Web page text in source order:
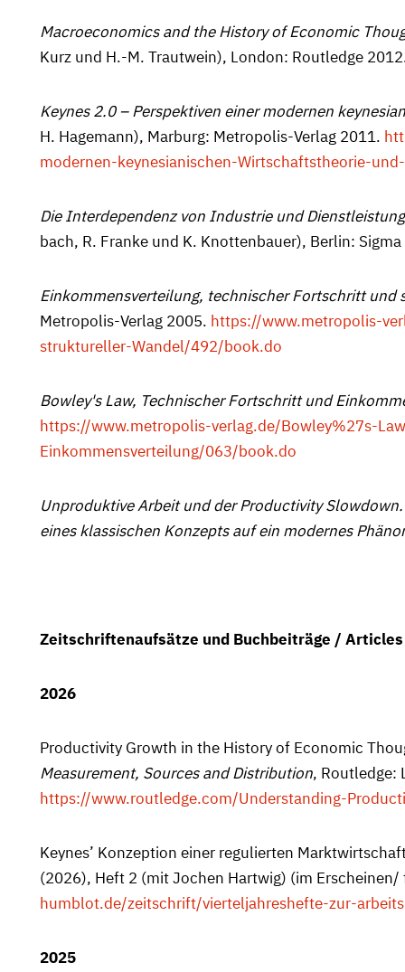
Macroeconomics and the History of Economic
Kurz und H.-M. Trautwein), London: Routledge
Keynes 2.0 – Perspektiven einer modernen
H. Hagemann), Marburg: Metropolis-Verlag 2011.
modernen-keynesianischen-Wirtschaftstheorie-
Die Interdependenz von Industrie und
bach, R. Franke und K. Knotten­bauer), Berlin:
Einkommensverteilung, technischer Fortschritt und
Metro­polis-Verlag 2005. https://www.metropolis-
struktureller-Wandel/492/book.do
Bowley's Law, Technischer Fortschritt und
https://www.metropolis-verlag.de/Bowley%27s-
Einkommensverteilung/063/book.do
Unproduktive Arbeit und der Productivity
eines klassischen Konzepts auf ein modernes
Zeitschriftenaufsätze und Buchbeiträge /
2026
Productivity Growth in the History of Economic
Measurement, Sources and Distribution, Routledge:
https://www.routledge.com/Understanding-
Keynes’ Konzeption einer regulierten
(2026), Heft 2 (mit Jochen Hartwig) (im
humblot.de/zeitschrift/vierteljahreshefte-zur-
2025